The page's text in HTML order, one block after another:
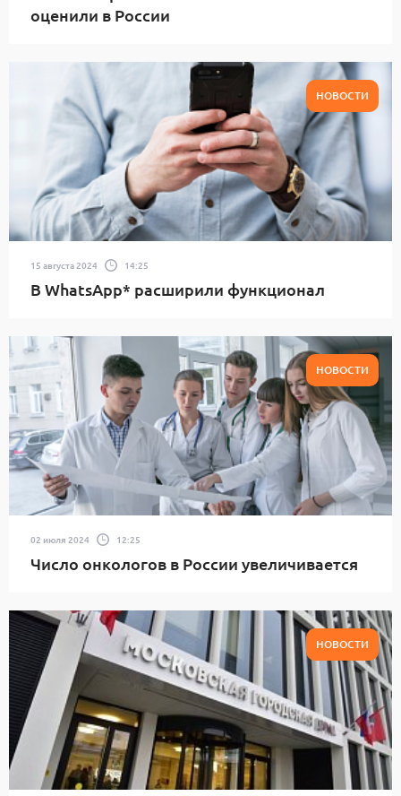
оценили в России
НОВОСТИ
15 августа 2024 14:25
В WhatsApp* расширили функционал
НОВОСТИ
02 июля 2024 12:25
Число онкологов в России увеличивается
НОВОСТИ